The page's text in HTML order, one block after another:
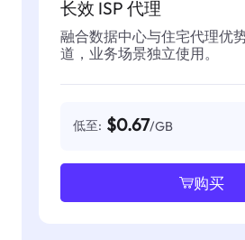
长效 ISP 代理
融合数据中心与住宅代理优
道，业务场景独立使用。
低至: $0.67/GB
购买